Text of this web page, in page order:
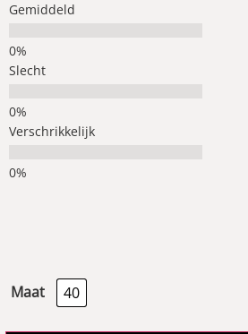
Gemiddeld
Slecht
Verschrikkelijk
Maat 40